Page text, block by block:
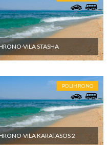
VILA STASHA
POLIHRONO
VILA KARATASOS 2